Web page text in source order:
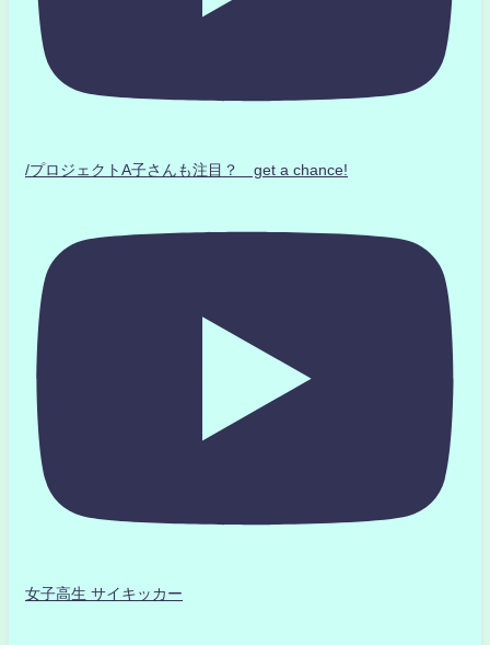
/プロジェクトA子さんも注目？ get a chance!
女子高生 サイキッカー